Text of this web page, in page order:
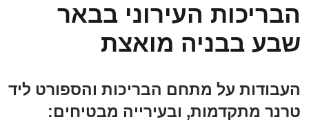
הבריכות העירוני בבאר
שבע בבניה מואצת
העבודות על מתחם הבריכות והספורט ליד
טרנר מתקדמות, ובעירייה מבטיחים: